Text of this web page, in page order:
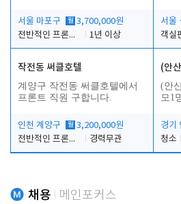
서울 마포구 월 3,700,000원
전반적인 프론트 당번업무
1년 이상
서울
작전동 써클호텔
계양구 작전동 써클호텔에서
프론트 직원 구합니다.
인천 계양구 월 3,200,000원
전반적인 프론트 업무
경력무관
(안
(안
모1
경기
청소
채용 메인포커스